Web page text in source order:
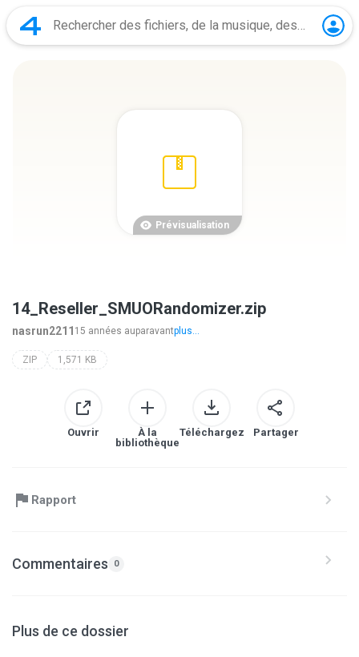
Prévisualisation
14_Reseller_SMUORandomizer.zip
nasrun2211 15 années auparavantplus...
ZIP 1,571 KB
Ouvrir
À la
bibliothèque
Téléchargez Partager
Rapport
Commentaires 0
Plus de ce dossier